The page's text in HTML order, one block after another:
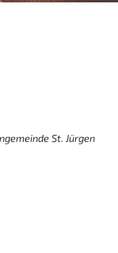
St. Jürgen